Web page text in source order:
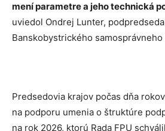
mení parametre a jeho technická
uviedol Ondrej Lunter,
Banskobystrického samosprávneho
Predsedovia krajov počas dňa
na podporu umenia o štruktúre
na rok 2026, ktorú Rada FPU